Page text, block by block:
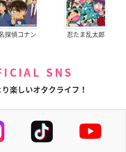
探偵コナン 忍たま乱太郎
SNS
楽しいオタクライフ！